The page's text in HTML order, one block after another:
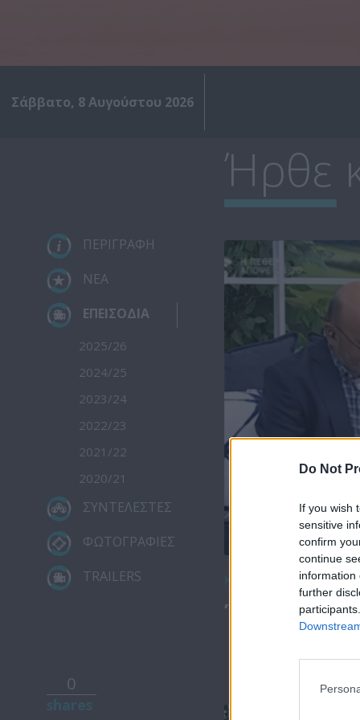
Do Not
If you wish
sensitive
confirm
continue
information
further
Σάββατο, 8 Αυγούστου 2026
Ήρθε
ΠΕΡΙΓΡΑΦΗ
ΝΕΑ
ΕΠΕΙΣΟΔΙΑ
2025/26
2024/25
2023/24
2022/23
2021/22
2020/21
ΣΥΝΤΕΛΕΣΤΕΣ
ΦΩΤΟΓΡΑΦΙΕΣ
TRAILERS
0
Κατέβασε το
Ήρθε κι